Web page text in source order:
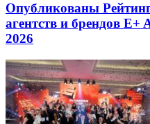
Опубликованы
агентств и брендов
2026